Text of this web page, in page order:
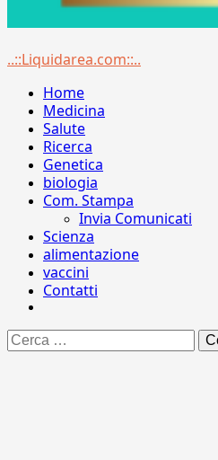
Menu
..::Liquidarea.com::..
Home
Medicina
Salute
Ricerca
Genetica
biologia
Com. Stampa
Invia Comunicati
Scienza
alimentazione
vaccini
Contatti
Ricerca
per: